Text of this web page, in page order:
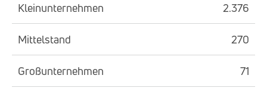
Kleinunternehmen 2.376
Mittelstand 270
Großunternehmen 71